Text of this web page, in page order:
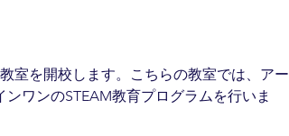
室を開校します。こちらの教室では、アー
ワンのSTEAM教育プログラムを行いま